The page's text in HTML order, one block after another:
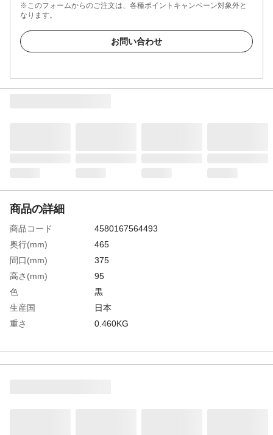
※このフォームからのご注文は、各種ポイントキャンペーン対象外と
なります。
お問い合わせ
商品の詳細
商品コード
4580167564493
奥行(mm)
465
間口(mm)
375
高さ(mm)
95
色
黒
生産国
日本
重さ
0.460KG